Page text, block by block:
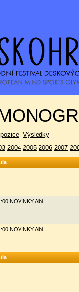
, Výsledky
2004 2005 2006 2007
NOVINKY Albi
NOVINKY Albi